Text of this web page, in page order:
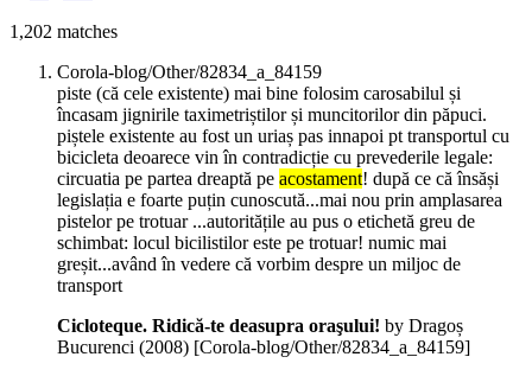
1,202 matches
Corola-blog/Other/82834_a_84159
piste (că cele existente) mai bine folosim carosabilul și
încasam jignirile taximetriștilor și muncitorilor din păpuci.
piștele existente au fost un uriaș pas innapoi pt transportul cu
bicicleta deoarece vin în contradicție cu prevederile legale:
circuatia pe partea dreaptă pe acostament! după ce că însăși
legislația e foarte puțin cunoscută...mai nou prin amplasarea
pistelor pe trotuar ...autoritățile au pus o etichetă greu de
schimbat: locul bicilistilor este pe trotuar! numic mai
greșit...având în vedere că vorbim despre un miljoc de
transport
Cicloteque. Ridică-te deasupra oraşului! by Dragoș
Bucurenci (2008) [Corola-blog/Other/82834_a_84159]